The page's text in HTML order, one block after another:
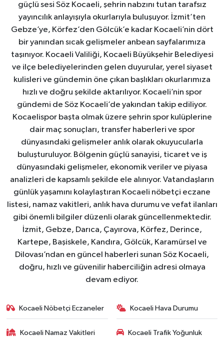
güçlü sesi Söz Kocaeli, şehrin nabzını tutan tarafsız
yayıncılık anlayışıyla okurlarıyla buluşuyor. İzmit’ten
Gebze’ye, Körfez’den Gölcük’e kadar Kocaeli’nin dört
bir yanından sıcak gelişmeler anbean sayfalarımıza
taşınıyor. Kocaeli Valiliği, Kocaeli Büyükşehir Belediyesi
ve ilçe belediyelerinden gelen duyurular, yerel siyaset
kulisleri ve gündemin öne çıkan başlıkları okurlarımıza
hızlı ve doğru şekilde aktarılıyor. Kocaeli’nin spor
gündemi de Söz Kocaeli’de yakından takip ediliyor.
Kocaelispor başta olmak üzere şehrin spor kulüplerine
dair maç sonuçları, transfer haberleri ve spor
dünyasındaki gelişmeler anlık olarak okuyucularla
buluşturuluyor. Bölgenin güçlü sanayisi, ticaret ve iş
dünyasındaki gelişmeler, ekonomik veriler ve piyasa
analizleri de kapsamlı şekilde ele alınıyor. Vatandaşların
günlük yaşamını kolaylaştıran Kocaeli nöbetçi eczane
listesi, namaz vakitleri, anlık hava durumu ve vefat ilanları
gibi önemli bilgiler düzenli olarak güncellenmektedir.
İzmit, Gebze, Darıca, Çayırova, Körfez, Derince,
Kartepe, Başiskele, Kandıra, Gölcük, Karamürsel ve
Dilovası’ndan en güncel haberleri sunan Söz Kocaeli,
doğru, hızlı ve güvenilir haberciliğin adresi olmaya
devam ediyor.
Kocaeli Nöbetçi Eczaneler Kocaeli Hava Durumu
Kocaeli Namaz Vakitleri
Kocaeli Trafik Yoğunluk